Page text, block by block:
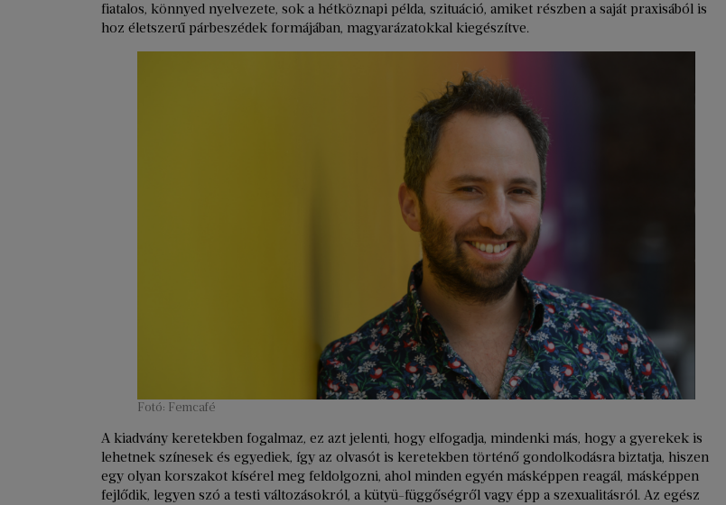
fiatalos, könnyed nyelvezete, sok a hétköznapi példa, szituáció, amiket részben a saját praxisából is
hoz életszerű párbeszédek formájában, magyarázatokkal kiegészítve.
Fotó: Femcafé
A kiadvány keretekben fogalmaz, ez azt jelenti, hogy elfogadja, mindenki más, hogy a gyerekek is
lehetnek színesek és egyediek, így az olvasót is keretekben történő gondolkodásra biztatja, hiszen
egy olyan korszakot kísérel meg feldolgozni, ahol minden egyén másképpen reagál, másképpen
fejlődik, legyen szó a testi változásokról, a kütyü-függőségről vagy épp a szexualitásról. Az egész